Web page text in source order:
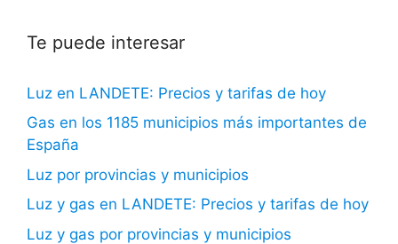
Te puede interesar
Luz en LANDETE: Precios y tarifas de hoy
Gas en los 1185 municipios más importantes de
España
Luz por provincias y municipios
Luz y gas en LANDETE: Precios y tarifas de hoy
Luz y gas por provincias y municipios